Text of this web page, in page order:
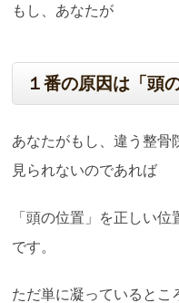
もし、あなたが
１番の原因は「頭
あなたがもし、違う整骨
見られないのであれば
「頭の位置」を正しい
です。
ただ単に凝っているとこ